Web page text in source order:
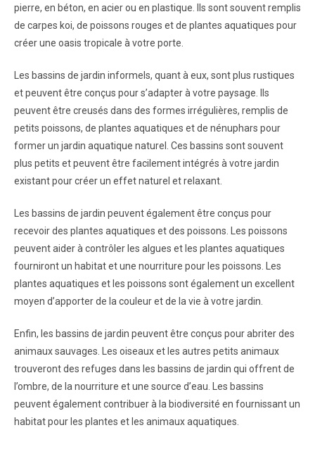
pierre, en béton, en acier ou en plastique. Ils sont souvent remplis
de carpes koi, de poissons rouges et de plantes aquatiques pour
créer une oasis tropicale à votre porte.
Les bassins de jardin informels, quant à eux, sont plus rustiques
et peuvent être conçus pour s’adapter à votre paysage. Ils
peuvent être creusés dans des formes irrégulières, remplis de
petits poissons, de plantes aquatiques et de nénuphars pour
former un jardin aquatique naturel. Ces bassins sont souvent
plus petits et peuvent être facilement intégrés à votre jardin
existant pour créer un effet naturel et relaxant.
Les bassins de jardin peuvent également être conçus pour
recevoir des plantes aquatiques et des poissons. Les poissons
peuvent aider à contrôler les algues et les plantes aquatiques
fourniront un habitat et une nourriture pour les poissons. Les
plantes aquatiques et les poissons sont également un excellent
moyen d’apporter de la couleur et de la vie à votre jardin.
Enfin, les bassins de jardin peuvent être conçus pour abriter des
animaux sauvages. Les oiseaux et les autres petits animaux
trouveront des refuges dans les bassins de jardin qui offrent de
l’ombre, de la nourriture et une source d’eau. Les bassins
peuvent également contribuer à la biodiversité en fournissant un
habitat pour les plantes et les animaux aquatiques.